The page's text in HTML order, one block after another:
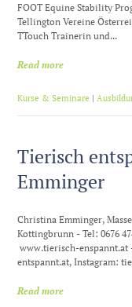
FOOT Equine Stability
Tellington Vereine
TTouch Trainerin und...
Read more
Kurse & Seminare |
Tierisch
Emminger
Christina Emminger,
Kottingbrunn - Tel: 0676
www.tierisch-
entspannt.at, Instagram:
Read more